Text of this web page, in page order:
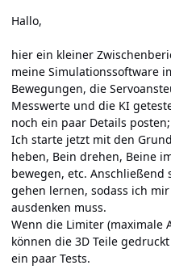
Hallo,
hier ein kleiner
meine Simulationssoftware
Bewegungen, die
Messwerte und die KI
noch ein paar Details
Ich starte jetzt mit den
heben, Bein drehen, Beine
bewegen, etc.
gehen lernen, sodass ich
ausdenken muss.
Wenn die Limiter (maximale
können die 3D Teile
ein paar Tests.